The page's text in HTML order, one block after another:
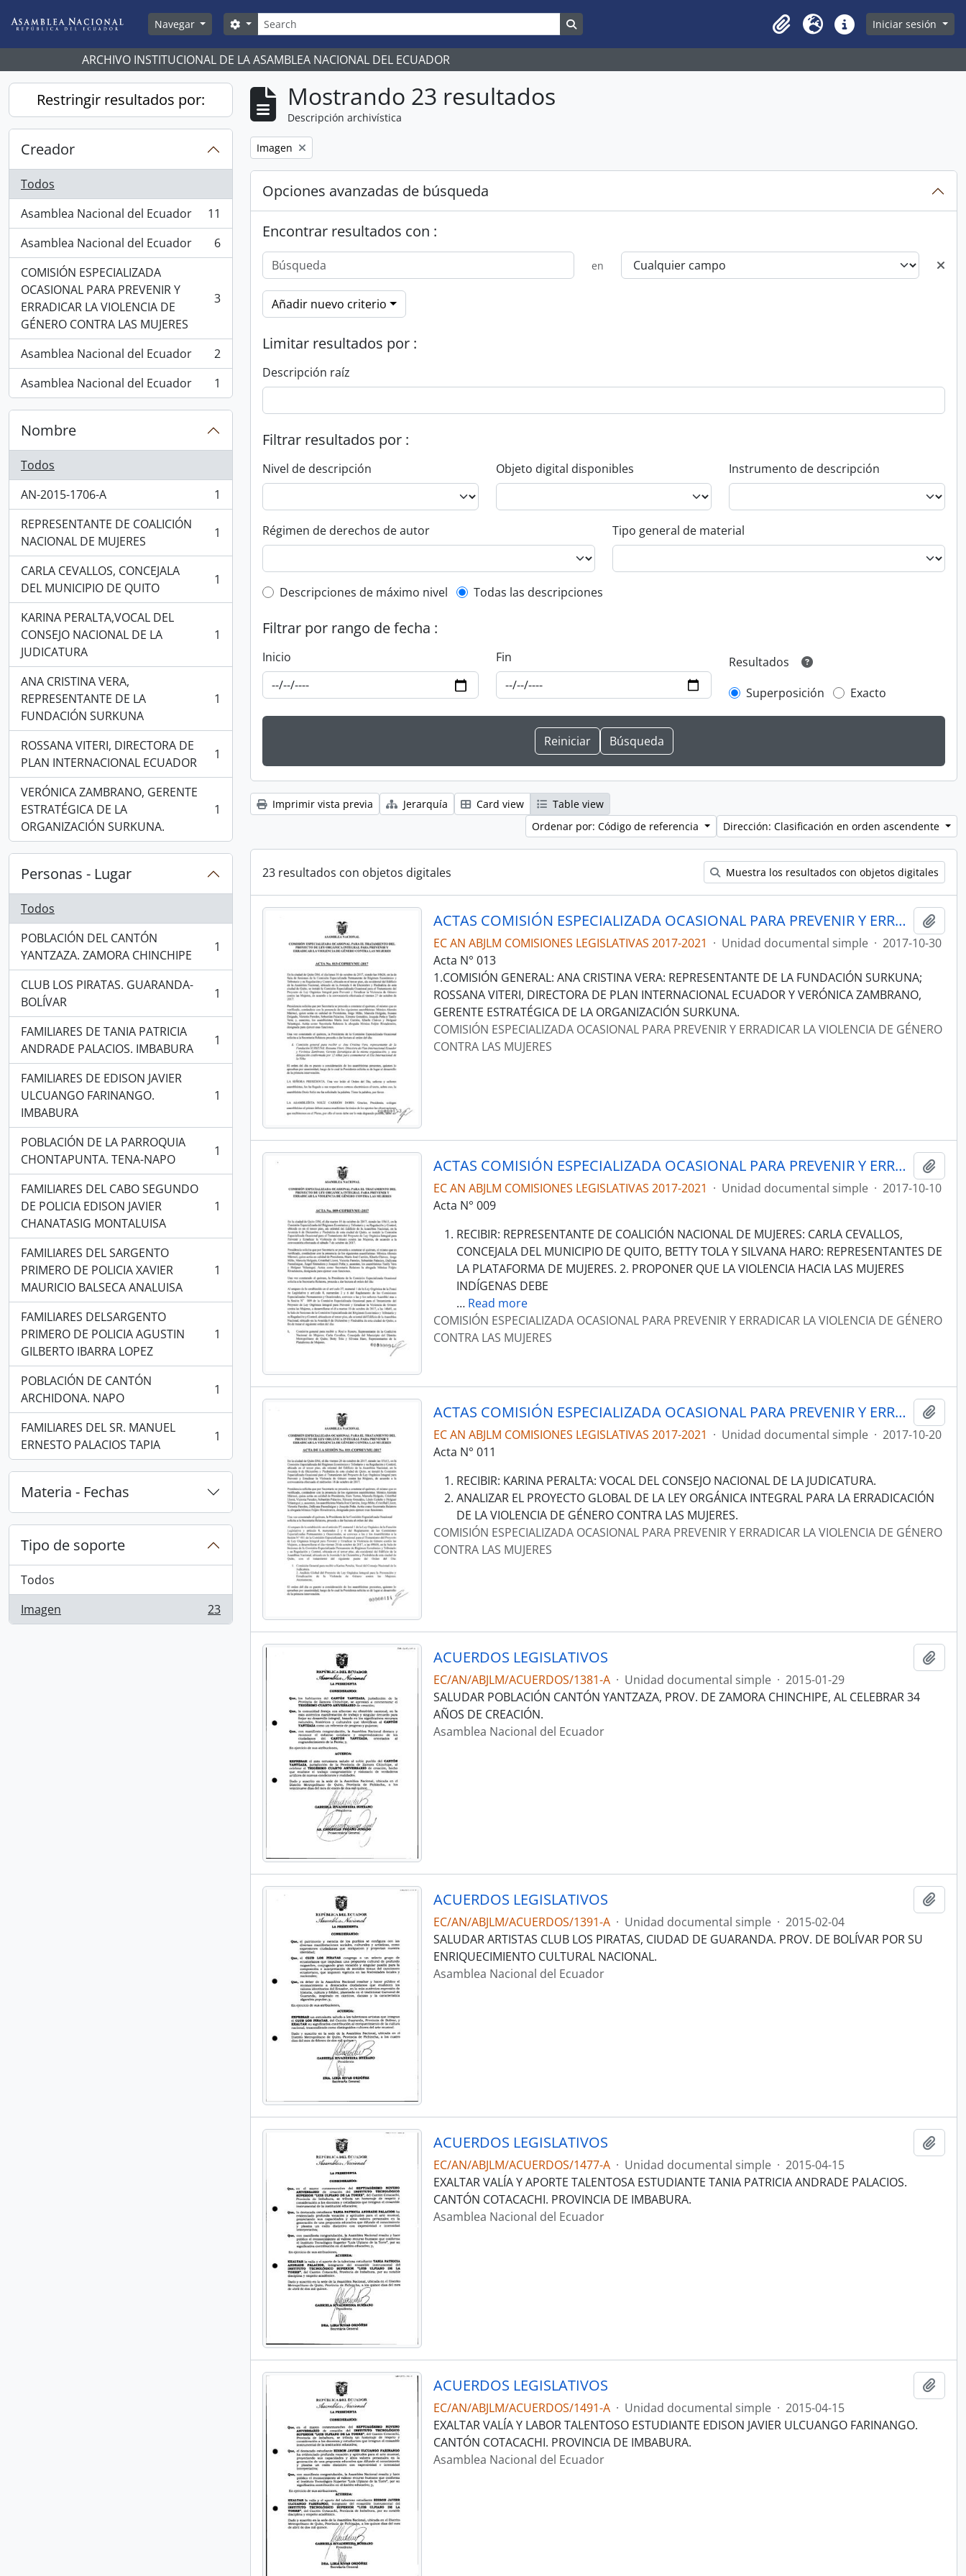
Navegar
Búsqueda
Search options
Clipboard
Idioma Enlaces rápidos
Iniciar sesión
ARCHIVO INSTITUCIONAL DE LA ASAMBLEA NACIONAL DEL ECUADOR
Restringir resultados por:
Creador
Todos
Asamblea Nacional del Ecuador
, 11 resultados
11
Asamblea Nacional del Ecuador
, 6 resultados
6
COMISIÓN ESPECIALIZADA
OCASIONAL PARA PREVENIR Y
ERRADICAR LA VIOLENCIA DE
GÉNERO CONTRA LAS MUJERES
, 3 resultados 3
Asamblea Nacional del Ecuador
, 2 resultados
2
Asamblea Nacional del Ecuador
, 1 resultados 1
Nombre
Todos
AN-2015-1706-A
, 1 resultados
1
REPRESENTANTE DE COALICIÓN
NACIONAL DE MUJERES
, 1 resultados 1
CARLA CEVALLOS, CONCEJALA
DEL MUNICIPIO DE QUITO
, 1 resultados 1
KARINA PERALTA,VOCAL DEL
CONSEJO NACIONAL DE LA
JUDICATURA
, 1 resultados 1
ANA CRISTINA VERA,
REPRESENTANTE DE LA
FUNDACIÓN SURKUNA
, 1 resultados 1
ROSSANA VITERI, DIRECTORA DE
PLAN INTERNACIONAL ECUADOR
, 1 resultados 1
VERÓNICA ZAMBRANO, GERENTE
ESTRATÉGICA DE LA
ORGANIZACIÓN SURKUNA.
, 1 resultados 1
Personas - Lugar
Todos
POBLACIÓN DEL CANTÓN
YANTZAZA. ZAMORA CHINCHIPE
, 1 resultados 1
CLUB LOS PIRATAS. GUARANDA-
BOLÍVAR
, 1 resultados 1
FAMILIARES DE TANIA PATRICIA
ANDRADE PALACIOS. IMBABURA
, 1 resultados 1
FAMILIARES DE EDISON JAVIER
ULCUANGO FARINANGO.
IMBABURA
, 1 resultados 1
POBLACIÓN DE LA PARROQUIA
CHONTAPUNTA. TENA-NAPO
, 1 resultados 1
FAMILIARES DEL CABO SEGUNDO
DE POLICIA EDISON JAVIER
CHANATASIG MONTALUISA
, 1 resultados 1
FAMILIARES DEL SARGENTO
PRIMERO DE POLICIA XAVIER
MAURICIO BALSECA ANALUISA
, 1 resultados 1
FAMILIARES DELSARGENTO
PRIMERO DE POLICIA AGUSTIN
GILBERTO IBARRA LOPEZ
, 1 resultados 1
POBLACIÓN DE CANTÓN
ARCHIDONA. NAPO
, 1 resultados 1
FAMILIARES DEL SR. MANUEL
ERNESTO PALACIOS TAPIA
, 1 resultados 1
Materia - Fechas
Tipo de soporte
Todos
Imagen
, 23 resultados 23
Mostrando 23 resultados
Descripción archivística
Remove filter:
Imagen
Opciones avanzadas de búsqueda
Encontrar resultados con :
en
Añadir nuevo criterio
Limitar resultados por :
Descripción raíz
Filtrar resultados por :
Nivel de descripción Objeto digital disponibles Instrumento de descripción
Régimen de derechos de autor Tipo general de material
Top-level description filter
Descripciones de máximo nivel Todas las descripciones
Filtrar por rango de fecha :
Inicio Fin
Resultados
Superposición
Exacto
Imprimir vista previa Jerarquía Card view
Table view
Ordenar por: Código de referencia
Dirección: Clasificación en orden ascendente
23 resultados con objetos digitales Muestra los resultados con objetos digitales
ACTAS COMISIÓN ESPECIALIZADA OCASIONAL PARA PREVENIR Y ERRADICAR LA VIOLENCIA DE GÉNERO CONTRA LAS MUJERES
EC AN ABJLM COMISIONES LEGISLATIVAS 2017-2021 · Unidad documental simple · 2017-10-30
Acta N° 013
1.COMISIÓN GENERAL: ANA CRISTINA VERA: REPRESENTANTE DE LA FUNDACIÓN SURKUNA;
ROSSANA VITERI, DIRECTORA DE PLAN INTERNACIONAL ECUADOR Y VERÓNICA ZAMBRANO,
GERENTE ESTRATÉGICA DE LA ORGANIZACIÓN SURKUNA.
COMISIÓN ESPECIALIZADA OCASIONAL PARA PREVENIR Y ERRADICAR LA VIOLENCIA DE GÉNERO
CONTRA LAS MUJERES
ACTAS COMISIÓN ESPECIALIZADA OCASIONAL PARA PREVENIR Y ERRADICAR LA VIOLENCIA DE GÉNERO CONTRA LAS MUJERES
EC AN ABJLM COMISIONES LEGISLATIVAS 2017-2021 · Unidad documental simple · 2017-10-10
Acta N° 009
RECIBIR: REPRESENTANTE DE COALICIÓN NACIONAL DE MUJERES: CARLA CEVALLOS,
CONCEJALA DEL MUNICIPIO DE QUITO, BETTY TOLA Y SILVANA HARO: REPRESENTANTES DE
LA PLATAFORMA DE MUJERES. 2. PROPONER QUE LA VIOLENCIA HACIA LAS MUJERES
INDÍGENAS DEBE
… Read more
COMISIÓN ESPECIALIZADA OCASIONAL PARA PREVENIR Y ERRADICAR LA VIOLENCIA DE GÉNERO
CONTRA LAS MUJERES
ACTAS COMISIÓN ESPECIALIZADA OCASIONAL PARA PREVENIR Y ERRADICAR LA VIOLENCIA DE GÉNERO CONTRA LAS MUJERES
EC AN ABJLM COMISIONES LEGISLATIVAS 2017-2021 · Unidad documental simple · 2017-10-20
Acta N° 011
RECIBIR: KARINA PERALTA: VOCAL DEL CONSEJO NACIONAL DE LA JUDICATURA.
ANALIZAR EL PROYECTO GLOBAL DE LA LEY ORGÁNICA INTEGRAL PARA LA ERRADICACIÓN
DE LA VIOLENCIA DE GÉNERO CONTRA LAS MUJERES.
COMISIÓN ESPECIALIZADA OCASIONAL PARA PREVENIR Y ERRADICAR LA VIOLENCIA DE GÉNERO
CONTRA LAS MUJERES
ACUERDOS LEGISLATIVOS
EC/AN/ABJLM/ACUERDOS/1381-A · Unidad documental simple · 2015-01-29
SALUDAR POBLACIÓN CANTÓN YANTZAZA, PROV. DE ZAMORA CHINCHIPE, AL CELEBRAR 34
AÑOS DE CREACIÓN.
Asamblea Nacional del Ecuador
ACUERDOS LEGISLATIVOS
EC/AN/ABJLM/ACUERDOS/1391-A · Unidad documental simple · 2015-02-04
SALUDAR ARTISTAS CLUB LOS PIRATAS, CIUDAD DE GUARANDA. PROV. DE BOLÍVAR POR SU
ENRIQUECIMIENTO CULTURAL NACIONAL.
Asamblea Nacional del Ecuador
ACUERDOS LEGISLATIVOS
EC/AN/ABJLM/ACUERDOS/1477-A · Unidad documental simple · 2015-04-15
EXALTAR VALÍA Y APORTE TALENTOSA ESTUDIANTE TANIA PATRICIA ANDRADE PALACIOS.
CANTÓN COTACACHI. PROVINCIA DE IMBABURA.
Asamblea Nacional del Ecuador
ACUERDOS LEGISLATIVOS
EC/AN/ABJLM/ACUERDOS/1491-A · Unidad documental simple · 2015-04-15
EXALTAR VALÍA Y LABOR TALENTOSO ESTUDIANTE EDISON JAVIER ULCUANGO FARINANGO.
CANTÓN COTACACHI. PROVINCIA DE IMBABURA.
Asamblea Nacional del Ecuador